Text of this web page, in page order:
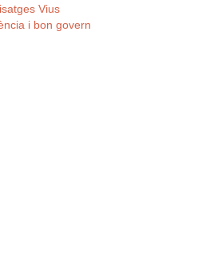
Vius
i bon govern